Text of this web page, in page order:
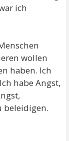
ich
wollen
haben. Ich
habe Angst,
beleidigen.